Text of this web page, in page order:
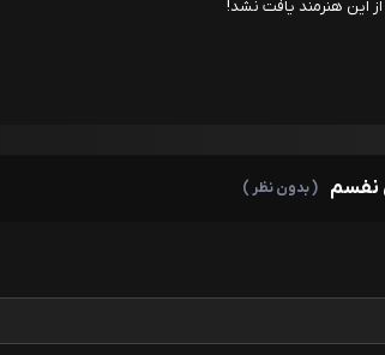
از این هنرمند یافت نشد!
نفسم ( بدون نظر )